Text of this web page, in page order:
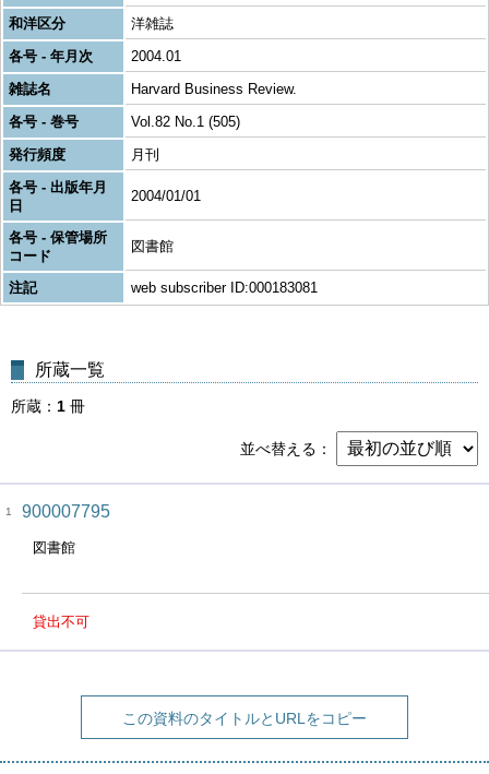
和洋区分
洋雑誌
各号 - 年月次
2004.01
雑誌名
Harvard Business Review.
各号 - 巻号
Vol.82 No.1 (505)
発行頻度
月刊
各号 - 出版年月
日
2004/01/01
各号 - 保管場所
コード
図書館
注記 web subscriber ID:000183081
所蔵一覧
所蔵 1 冊
並べ替える
1 900007795
図書館
貸出不可
この資料のタイトルとURLをコピー